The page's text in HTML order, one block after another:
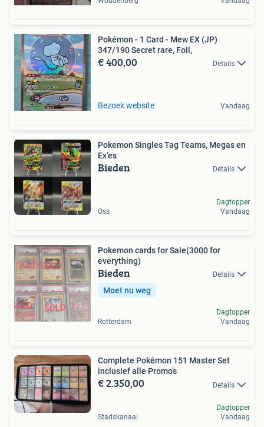
Pokémon - 1 Card - Mew EX (JP)
347/190 Secret rare, Foil,
€ 400,00 Details
Bezoek website Vandaag
Pokemon Singles Tag Teams, Megas en
Ex’es
Bieden Details
Oss
Dagtopper
Vandaag
Pokemon cards for Sale(3000 for
everything)
Bieden Details
Moet nu weg
Rotterdam
Dagtopper
Vandaag
Complete Pokémon 151 Master Set
inclusief alle Promo’s
€ 2.350,00 Details
Stadskanaal
Dagtopper
Vandaag